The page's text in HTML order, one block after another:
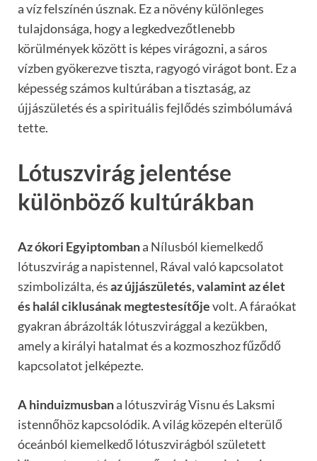
a víz felszínén úsznak. Ez a növény különleges
tulajdonsága, hogy a legkedvezőtlenebb
körülmények között is képes virágozni, a sáros
vízben gyökerezve tiszta, ragyogó virágot bont. Ez a
képesség számos kultúrában a tisztaság, az
újjászületés és a spirituális fejlődés szimbólumává
tette.
Lótuszvirág jelentése
különböző kultúrákban
Az ókori Egyiptombana Nílusból kiemelkedő
lótuszvirág a napistennel, Rával való kapcsolatot
szimbolizálta, ésaz újjászületés, valamint az élet
és halál ciklusának megtestesítőjevolt. A fáraókat
gyakran ábrázolták lótuszvirággal a kezükben,
amely a királyi hatalmat és a kozmoszhoz fűződő
kapcsolatot jelképezte.
A hinduizmusbana lótuszvirág Visnu és Laksmi
istennőhöz kapcsolódik. A világ közepén elterülő
óceánból kiemelkedő lótuszvirágból született